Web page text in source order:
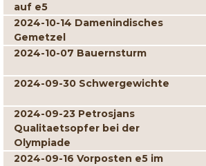
auf e5
2024-10-14 Damenindisches
Gemetzel
2024-10-07 Bauernsturm
2024-09-30 Schwergewichte
2024-09-23 Petrosjans
Qualitaetsopfer bei der
Olympiade
2024-09-16 Vorposten e5 im